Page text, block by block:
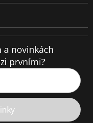
a novinkách
prvními?